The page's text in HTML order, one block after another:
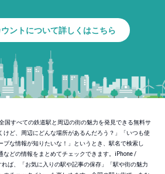
ントについて詳しくはこちら
国すべての鉄道駅と周辺の街の魅力を発見できる無料サ
けど、周辺にどんな場所があるんだろう？」「いつも使
プな情報が知りたいな！」というとき、駅名で検索し
などの情報をまとめてチェックできます。iPhone /
ば、「お気に入りの駅や記事の保存」「駅や街の魅力